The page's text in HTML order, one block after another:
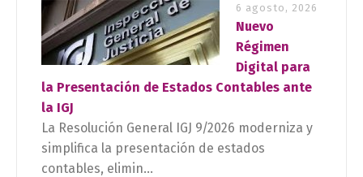
6 agosto, 2026
Nuevo
Régimen
Digital para
la Presentación de Estados Contables ante
la IGJ
La Resolución General IGJ 9/2026 moderniza y
simplifica la presentación de estados
contables, elimin...